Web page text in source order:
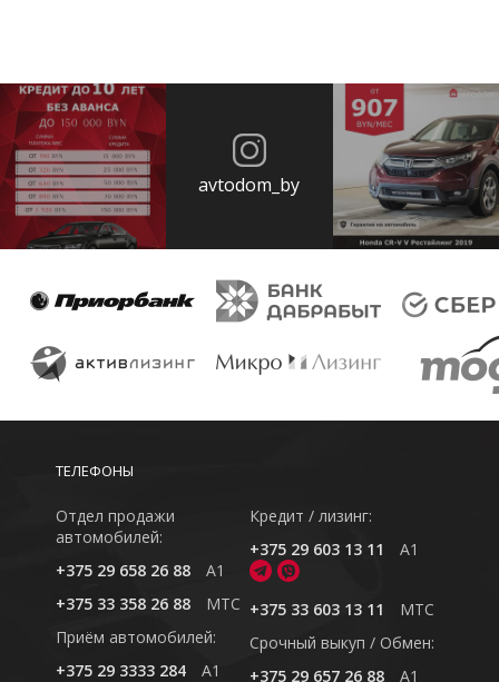
avtodom_by
ТЕЛЕФОНЫ
Отдел продажи
автомобилей:
+375 29 658 26 88
A1
+375 33 358 26 88
MTC
Приём автомобилей:
+375 29 3333 284
A1
Кредит / лизинг:
+375 29 603 13 11
A1
+375 33 603 13 11
MTC
Cрочный выкуп / Обмен:
+375 29 657 26 88
A1